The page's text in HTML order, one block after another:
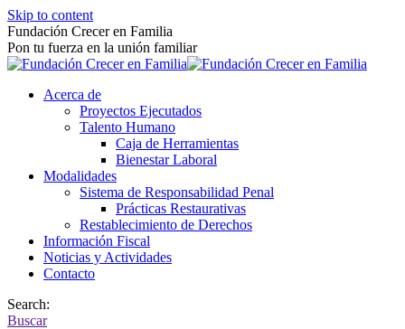
Skip to content
Fundación Crecer en Familia
Pon tu fuerza en la unión familiar
Acerca de
Proyectos Ejecutados
Talento Humano
Caja de Herramientas
Bienestar Laboral
Modalidades
Sistema de Responsabilidad Penal
Prácticas Restaurativas
Restablecimiento de Derechos
Información Fiscal
Noticias y Actividades
Contacto
Search:
Buscar